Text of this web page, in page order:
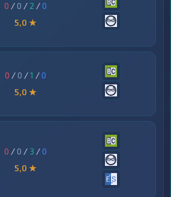
0 / 0 / 2 /0
5,0 ★
0 / 0 /1 /0
5,0 ★
0 / 0 / 3 /0
5,0 ★